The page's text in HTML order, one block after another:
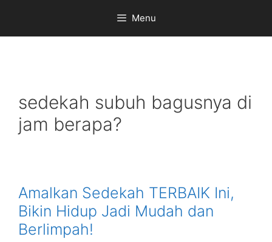
content
Menu
sedekah subuh bagusnya di
jam berapa?
Amalkan Sedekah TERBAIK Ini,
Bikin Hidup Jadi Mudah dan
Berlimpah!